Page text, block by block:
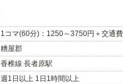
1コマ(60分)：1250～3750円＋交通費
糟屋郡
香椎線 長者原駅
週1日以上 1日1時間以上